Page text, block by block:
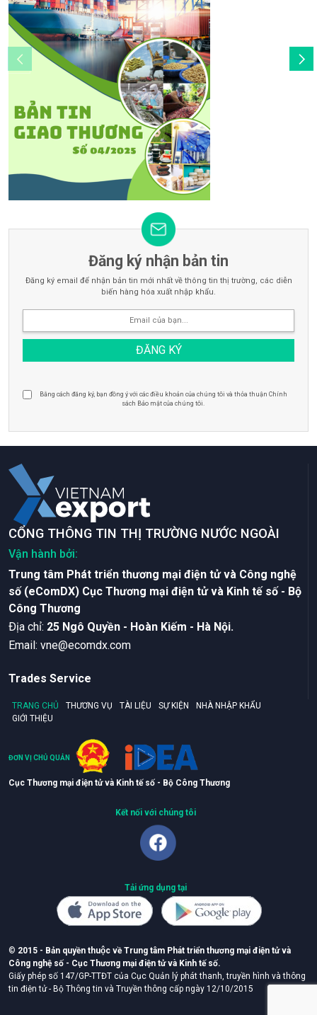
Đăng ký nhận bản tin
Đăng ký email để nhận bản tin mới nhất về thông tin thị trường, các diễn
biến hàng hóa xuất nhập khẩu.
Bằng cách đăng ký, bạn đồng ý với các điều khoản của chúng tôi và thỏa thuận Chính
sách Bảo mật của chúng tôi.
CỔNG THÔNG TIN THỊ TRƯỜNG NƯỚC NGOÀI
Vận hành bởi:
Trung tâm Phát triển thương mại điện tử và Công nghệ
số (eComDX) Cục Thương mại điện tử và Kinh tế số - Bộ
Công Thương
Ðịa chỉ: 25 Ngô Quyền - Hoàn Kiếm - Hà Nội.
Email: vne@ecomdx.com
Trades Service
TRANG CHỦ THƯƠNG VỤ TÀI LIỆU SỰ KIỆN
NHÀ NHẬP KHẨU
GIỚI THIỆU
ĐƠN VỊ CHỦ QUẢN
Cục Thương mại điện tử và Kinh tế số - Bộ Công Thương
Kết nối với chúng tôi
Tải ứng dụng tại
© 2015 - Bản quyền thuộc về Trung tâm Phát triển thương mại điện tử và
Công nghệ số - Cục Thương mại điện tử và Kinh tế số.
Giấy phép số 147/GP-TTĐT của Cục Quản lý phát thanh, truyền hình và thông
tin điện tử - Bộ Thông tin và Truyền thông cấp ngày 12/10/2015